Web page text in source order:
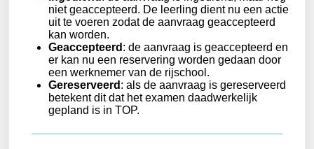
niet geaccepteerd. De leerling dient nu een actie
uit te voeren zodat de aanvraag geaccepteerd
kan worden.
Geaccepteerd : de aanvraag is geaccepteerd en
er kan nu een reservering worden gedaan door
een werknemer van de rijschool.
Gereserveerd : als de aanvraag is gereserveerd
betekent dit dat het examen daadwerkelijk
gepland is in TOP.